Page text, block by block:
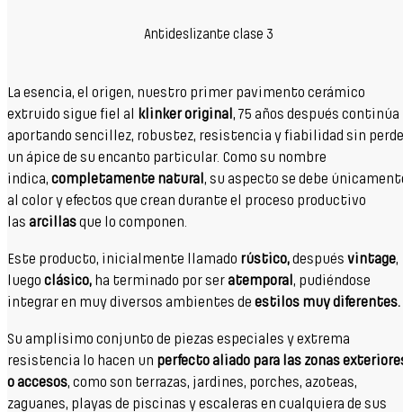
Antideslizante clase 3
La esencia, el origen, nuestro primer pavimento cerámico
extruido sigue fiel al
klinker original , 75 años después continúa
aportando sencillez, robustez, resistencia y fiabilidad sin
un ápice de su encanto particular. Como su nombre
indica, completamente natural , su aspecto se debe
al color y efectos que crean durante el proceso productivo
las arcillasque lo componen.
Este producto, inicialmente llamado rústico,después vintage,
luego clásico, ha terminado por ser atemporal , pudiéndose
integrar en muy diversos ambientes de estilos muy diferentes.
Su amplísimo conjunto de piezas especiales y extrema
resistencia lo hacen un perfecto aliado para las zonas
o accesos, como son terrazas, jardines, porches, azoteas,
zaguanes, playas de piscinas y escaleras en cualquiera de sus